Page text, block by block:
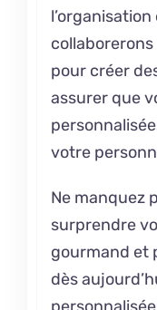
pour créer
assurer que
votre
Ne manquez
surprendre
gourmand et
dès